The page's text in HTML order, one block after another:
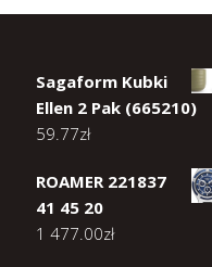
Sagaform Kubki
Ellen 2 Pak (665210)
59.77zł
ROAMER 221837
41 45 20
1 477.00zł